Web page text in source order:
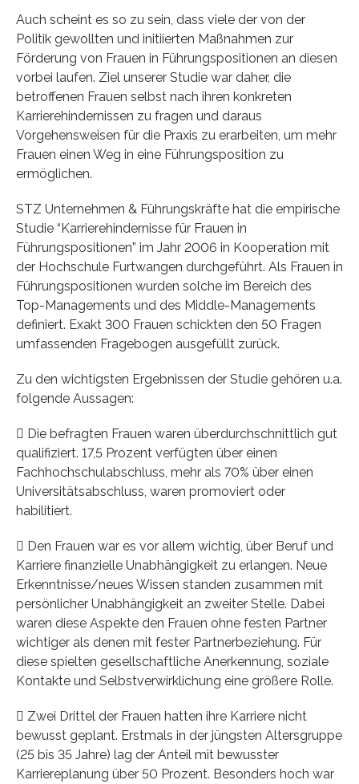
Auch scheint es so zu sein, dass viele der von der
Politik gewollten und initiierten Maßnahmen zur
Förderung von Frauen in Führungspositionen an diesen
vorbei laufen. Ziel unserer Studie war daher, die
betroffenen Frauen selbst nach ihren konkreten
Karrierehindernissen zu fragen und daraus
Vorgehensweisen für die Praxis zu erarbeiten, um mehr
Frauen einen Weg in eine Führungsposition zu
ermöglichen.
STZ Unternehmen & Führungskräfte hat die empirische
Studie “Karrierehindernisse für Frauen in
Führungspositionen” im Jahr 2006 in Kooperation mit
der Hochschule Furtwangen durchgeführt. Als Frauen in
Führungspositionen wurden solche im Bereich des
Top-Managements und des Middle-Managements
definiert. Exakt 300 Frauen schickten den 50 Fragen
umfassenden Fragebogen ausgefüllt zurück.
Zu den wichtigsten Ergebnissen der Studie gehören u.a.
folgende Aussagen:
 Die befragten Frauen waren überdurchschnittlich gut
qualifiziert. 17,5 Prozent verfügten über einen
Fachhochschulabschluss, mehr als 70% über einen
Universitätsabschluss, waren promoviert oder
habilitiert.
 Den Frauen war es vor allem wichtig, über Beruf und
Karriere finanzielle Unabhängigkeit zu erlangen. Neue
Erkenntnisse/neues Wissen standen zusammen mit
persönlicher Unabhängigkeit an zweiter Stelle. Dabei
waren diese Aspekte den Frauen ohne festen Partner
wichtiger als denen mit fester Partnerbeziehung. Für
diese spielten gesellschaftliche Anerkennung, soziale
Kontakte und Selbstverwirklichung eine größere Rolle.
 Zwei Drittel der Frauen hatten ihre Karriere nicht
bewusst geplant. Erstmals in der jüngsten Altersgruppe
(25 bis 35 Jahre) lag der Anteil mit bewusster
Karriereplanung über 50 Prozent. Besonders hoch war